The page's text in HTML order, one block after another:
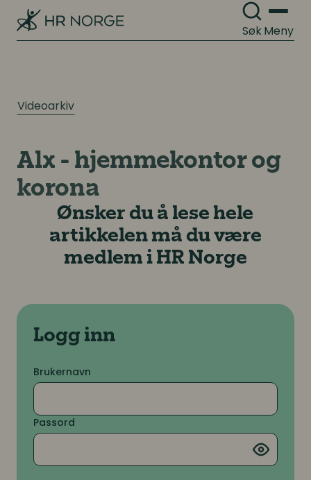
SøkMeny
Videoarkiv
Alx - hjemmekontor og
korona
Ønsker du å lese hele
artikkelen må du være
medlem i HR Norge
Logg inn
Brukernavn
Passord